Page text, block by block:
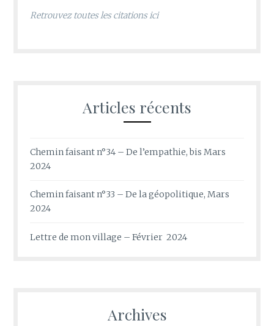
Retrouvez toutes les citations ici
Articles récents
Chemin faisant n°34 – De l’empathie, bis Mars
2024
Chemin faisant n°33 – De la géopolitique, Mars
2024
Lettre de mon village – Février 2024
Archives